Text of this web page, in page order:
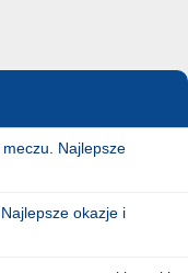
Najlepsze
Najlepsze okazje i